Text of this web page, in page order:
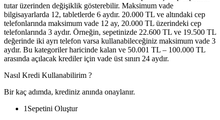
tutar üzerinden değişiklik gösterebilir. Maksimum vade
bilgisayarlarda 12, tabletlerde 6 aydır. 20.000 TL ve altındaki cep
telefonlarında maksimum vade 12 ay, 20.000 TL üzerindeki cep
telefonlarında 3 aydır. Örneğin, sepetinizde 22.600 TL ve 19.500 TL
değerinde iki ayrı telefon varsa kullanabileceğiniz maksimum vade 3
aydır. Bu kategoriler haricinde kalan ve 50.001 TL – 100.000 TL
arasında açılacak krediler için vade üst sınırı 24 aydır.
Nasıl Kredi Kullanabilirim ?
Bir kaç adımda, krediniz anında onaylanır.
1 Sepetini Oluştur